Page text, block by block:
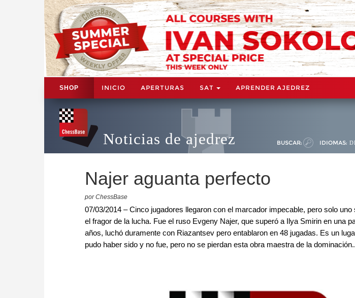
SHOP INICIO APERTURAS SAT APRENDER AJEDREZ
Noticias de ajedrez BUSCAR: IDIOMAS:
Najer aguanta perfecto
por ChessBase
07/03/2014 – Cinco jugadores llegaron con el marcador impecable, pero solo
el fragor de la lucha. Fue el ruso Evgeny Najer, que superó a Ilya Smirin en una
años, luchó duramente con Riazantsev pero entablaron en 48 jugadas. Es un
pudo haber sido y no fue, pero no se pierdan esta obra maestra de la